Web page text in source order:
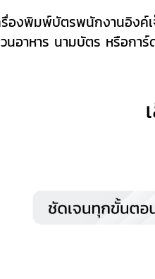
รื่องพิมพ์บัตรพนักงานอิงค์
นอาหาร นามบัตร หรือกา